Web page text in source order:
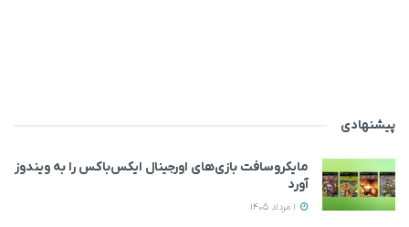
پیشنهادی
مایکروسافت بازی‌های اورجینال ایکس‌باکس را به ویندوز
آورد